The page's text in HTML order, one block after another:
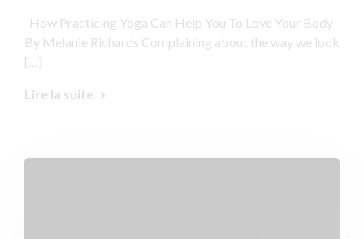
How Practicing Yoga Can Help You To Love Your Body
By Melanie Richards Complaining about the way we look
[…]
Lire la suite